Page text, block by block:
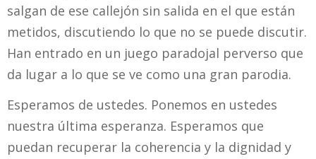
salgan de ese callejón sin salida en el que están
metidos, discutiendo lo que no se puede discutir.
Han entrado en un juego paradojal perverso que
da lugar a lo que se ve como una gran parodia.
Esperamos de ustedes. Ponemos en ustedes
nuestra última esperanza. Esperamos que
puedan recuperar la coherencia y la dignidad y